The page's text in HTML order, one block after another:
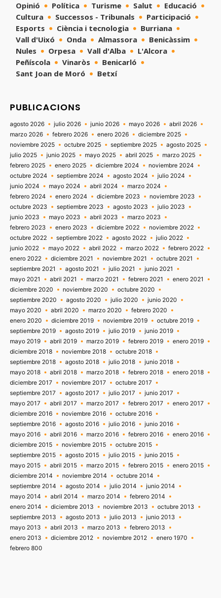
Opinió
Política Turisme Salut
Educació
Cultura
Successos - Tribunals
Participació
Esports
Ciència i tecnologia
Burriana
Vall d'Uixó
Onda Almassora
Benicàssim
Nules
Orpesa Vall d'Alba
L'Alcora
Peñíscola
Vinaròs
Benicarló
Sant Joan de Moró
Betxí
PUBLICACIONS
agosto 2026 julio 2026 junio 2026 mayo 2026
abril 2026
marzo 2026
febrero 2026 enero 2026
diciembre 2025
noviembre 2025
octubre 2025 septiembre 2025
agosto 2025
julio 2025
junio 2025 mayo 2025 abril 2025
marzo 2025
febrero 2025
enero 2025 diciembre 2024
noviembre 2024
octubre 2024
septiembre 2024 agosto 2024
julio 2024
junio 2024
mayo 2024 abril 2024
marzo 2024
febrero 2024
enero 2024 diciembre 2023
noviembre 2023
octubre 2023
septiembre 2023 agosto 2023
julio 2023
junio 2023
mayo 2023 abril 2023
marzo 2023
febrero 2023
enero 2023 diciembre 2022
noviembre 2022
octubre 2022
septiembre 2022 agosto 2022
julio 2022
junio 2022
mayo 2022 abril 2022 marzo 2022
febrero 2022
enero 2022
diciembre 2021 noviembre 2021
octubre 2021
septiembre 2021
agosto 2021 julio 2021
junio 2021
mayo 2021
abril 2021 marzo 2021 febrero 2021
enero 2021
diciembre 2020
noviembre 2020
octubre 2020
septiembre 2020
agosto 2020 julio 2020
junio 2020
mayo 2020
abril 2020 marzo 2020
febrero 2020
enero 2020
diciembre 2019 noviembre 2019
octubre 2019
septiembre 2019
agosto 2019 julio 2019
junio 2019
mayo 2019
abril 2019 marzo 2019 febrero 2019
enero 2019
diciembre 2018
noviembre 2018
octubre 2018
septiembre 2018
agosto 2018 julio 2018
junio 2018
mayo 2018
abril 2018 marzo 2018 febrero 2018
enero 2018
diciembre 2017
noviembre 2017
octubre 2017
septiembre 2017
agosto 2017 julio 2017
junio 2017
mayo 2017
abril 2017 marzo 2017 febrero 2017
enero 2017
diciembre 2016
noviembre 2016
octubre 2016
septiembre 2016
agosto 2016 julio 2016
junio 2016
mayo 2016
abril 2016 marzo 2016 febrero 2016
enero 2016
diciembre 2015
noviembre 2015
octubre 2015
septiembre 2015
agosto 2015 julio 2015
junio 2015
mayo 2015
abril 2015 marzo 2015 febrero 2015
enero 2015
diciembre 2014
noviembre 2014
octubre 2014
septiembre 2014
agosto 2014 julio 2014
junio 2014
mayo 2014
abril 2014 marzo 2014
febrero 2014
enero 2014
diciembre 2013 noviembre 2013
octubre 2013
septiembre 2013
agosto 2013 julio 2013
junio 2013
mayo 2013
abril 2013 marzo 2013
febrero 2013
enero 2013
diciembre 2012 noviembre 2012
enero 1970
febrero 800